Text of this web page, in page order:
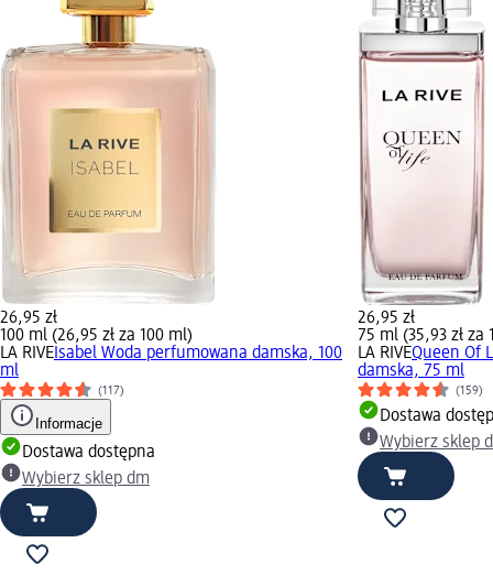
26,95 zł
100 ml (26,95 zł za 100 ml)
LA RIVE Isabel Woda perfumowana damska, 100
ml
(117)
Informacje
Dostawa dostępna
Wybierz sklep dm
26,95 zł
75 ml (35,93 zł za
LA RIVEQueen Of
damska, 75 ml
(159)
Dostawa
Wybierz sklep